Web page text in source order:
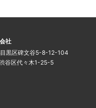
社
黒区碑文谷5-8-12-104
区代々木1-25-5